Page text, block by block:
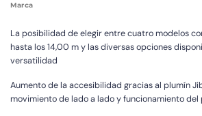
Marca
La posibilidad de elegir entre cuatro modelos
hasta los 14,00 m y las diversas opciones
versatilidad
Aumento de la accesibilidad gracias al plumín
movimiento de lado a lado y funcionamiento